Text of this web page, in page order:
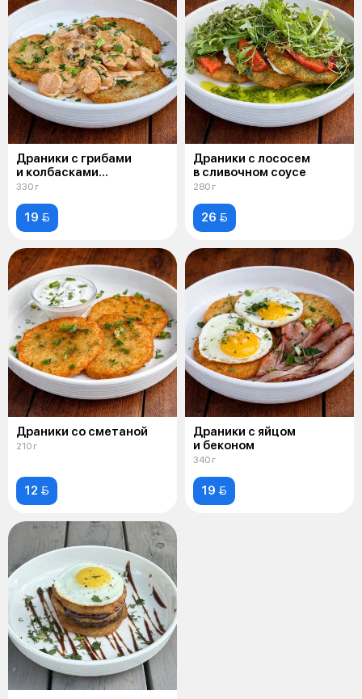
Драники с грибами
и колбасками
в сливочном соусе
330 г
19 
Драники с лососем
в сливочном соусе
280 г
26 
Драники со сметаной
210 г
12 
Драники с яйцом
и беконом
340 г
19 